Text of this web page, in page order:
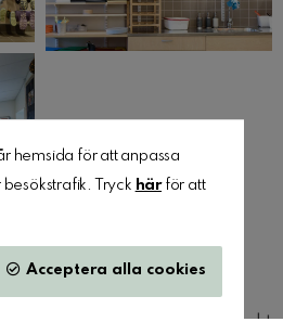
Hör av dig till
vi till att du kommer i kontakt
hemsida för att anpassa
Tryck härför att
Acceptera alla cookies